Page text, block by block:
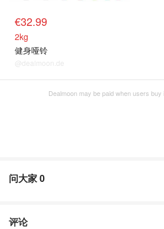
€32.99
2kg
健身哑铃
@dealmoon.de
Dealmoon may be paid when users buy
问大家0
评论